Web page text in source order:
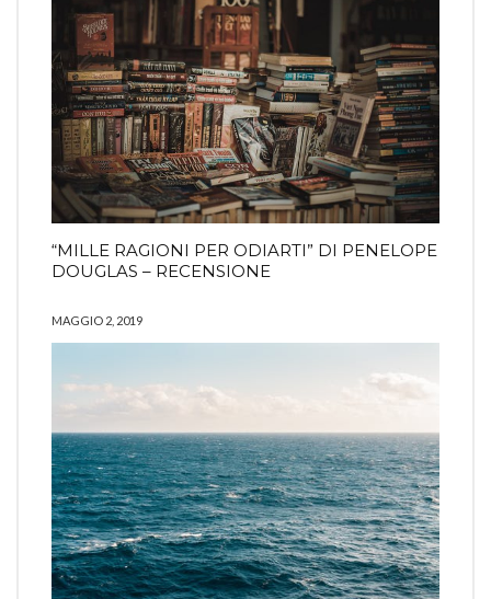
“MILLE RAGIONI PER ODIARTI” DI PENELOPE
DOUGLAS – RECENSIONE
MAGGIO 2, 2019